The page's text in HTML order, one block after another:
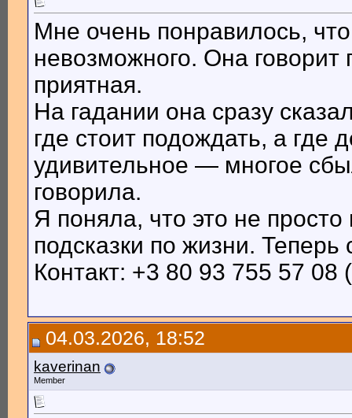
Мне очень понравилось,
невозможного. Она говорит
приятная.
На гадании она сразу
где стоит подождать, а где
удивительное — многое
говорила.
Я поняла, что это не
подсказки по жизни.
Контакт: +3 80 93 755 57 08
04.03.2026, 18:52
kaverinan
Member